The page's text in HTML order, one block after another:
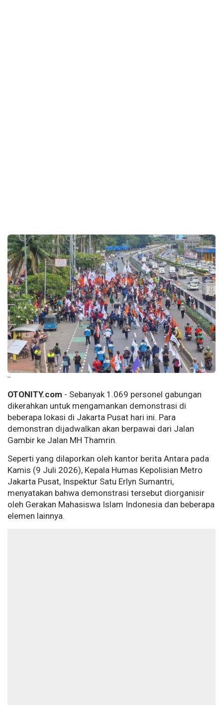
--
OTONITY.com - Sebanyak 1.069 personel gabungan
dikerahkan untuk mengamankan demonstrasi di
beberapa lokasi di Jakarta Pusat hari ini. Para
demonstran dijadwalkan akan berpawai dari Jalan
Gambir ke Jalan MH Thamrin.
Seperti yang dilaporkan oleh kantor berita Antara pada
Kamis (9 Juli 2026), Kepala Humas Kepolisian Metro
Jakarta Pusat, Inspektur Satu Erlyn Sumantri,
menyatakan bahwa demonstrasi tersebut diorganisir
oleh Gerakan Mahasiswa Islam Indonesia dan beberapa
elemen lainnya.